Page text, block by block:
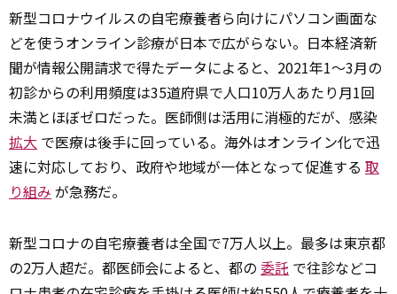
新型コロナウイルスの自宅療養者ら向けにパソコン画面な
どを使うオンライン診療が日本で広がらない。日本経済新
聞が情報公開請求で得たデータによると、2021年1～3月の
初診からの利用頻度は35道府県で人口10万人あたり月1回
未満とほぼゼロだった。医師側は活用に消極的だが、感染
拡大 で医療は後手に回っている。海外はオンライン化で迅
速に対応しており、政府や地域が一体となって促進する 取
り組み が急務だ。
新型コロナの自宅療養者は全国で7万人以上。最多は東京都
の2万人超だ。都医師会によると、都の 委託 で往診などコ